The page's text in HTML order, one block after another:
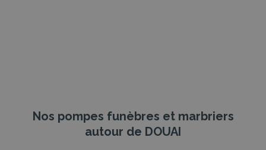
Nos pompes funèbres et marbriers
autour de DOUAI